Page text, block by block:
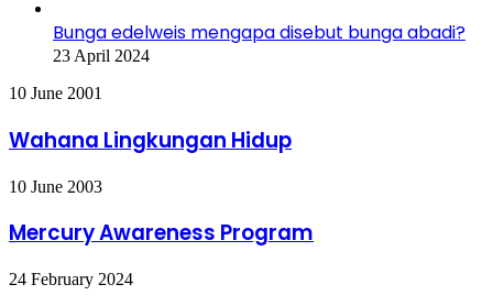
Bunga edelweis mengapa disebut bunga abadi?
23 April 2024
Wahana
Hidup
10 June 2001
Wahana Lingkungan Hidup
Mercury
Program
10 June 2003
Mercury Awareness Program
Peringatan
24 February 2024